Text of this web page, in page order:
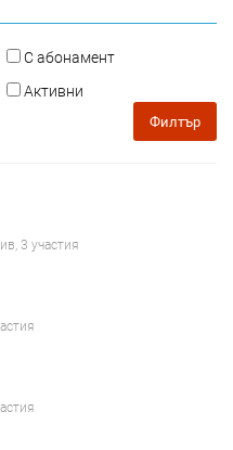
С абонамент
Активни
Филтър
3 участия